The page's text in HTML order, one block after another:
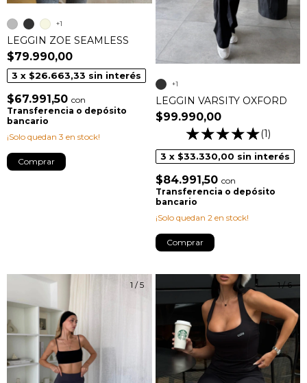
LEGGIN ZOE SEAMLESS
$79.990,00
3 x $26.663,33 sin interés
$67.991,50 con
Transferencia o depósito
bancario
¡Solo quedan 3 en stock!
+1
Comprar
LEGGIN VARSITY OXFORD
$99.990,00
(1)
3 x $33.330,00 sin interés
$84.991,50 con
Transferencia o depósito
bancario
¡Solo quedan 2en stock!
+1
Comprar
1 /5 1/6